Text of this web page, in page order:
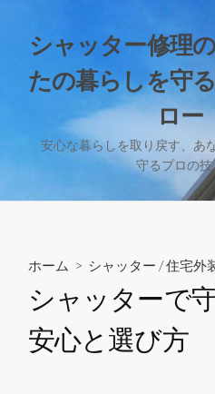
シャッター修理
たの暮らしを守
ロー
安心な暮らしを取り戻す、あ
守るプロの技
ホーム > シャッター /住宅外
シャッターで
安心と選び方